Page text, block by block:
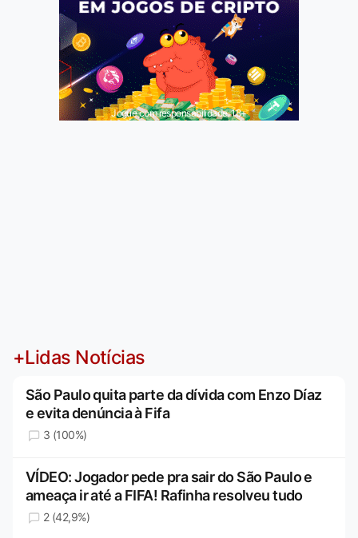
Jogue com responsabilidade. 18+
+Lidas Notícias
São Paulo quita parte da dívida com Enzo Díaz
e evita denúncia à Fifa
3 (100%)
VÍDEO: Jogador pede pra sair do São Paulo e
ameaça ir até a FIFA! Rafinha resolveu tudo
2 (42,9%)